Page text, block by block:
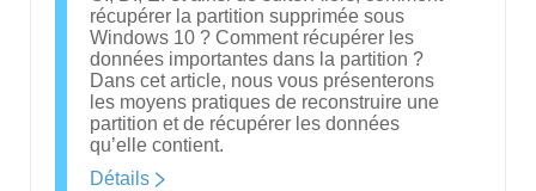
récupérer la partition supprimée sous
Windows 10 ? Comment récupérer les
données importantes dans la partition ?
Dans cet article, nous vous présenterons
les moyens pratiques de reconstruire une
partition et de récupérer les données
qu’elle contient.
Détails